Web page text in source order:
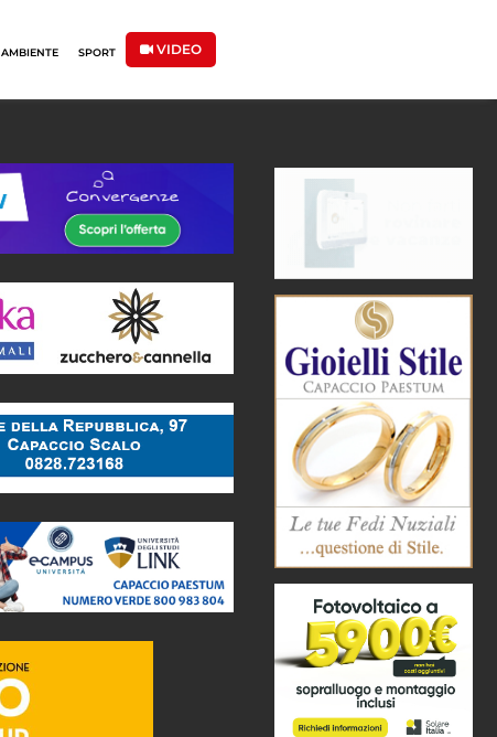
AMBIENTE SPORT VIDEO